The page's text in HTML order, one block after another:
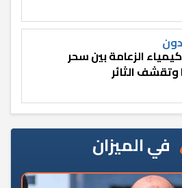
الزعامة بين سحر
وتقشف الثائر
في الميزان